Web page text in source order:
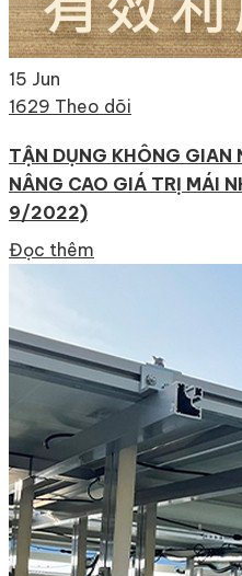
15 Jun
1629 Theo dõi
TẬN DỤNG KHÔNG GIAN
NÂNG CAO GIÁ TRỊ MÁI
9/2022)
Đọc thêm